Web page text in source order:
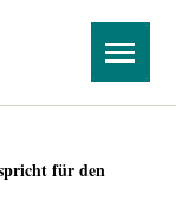
Navigation
überspringen
für den